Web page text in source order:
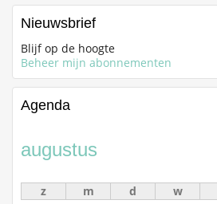
Nieuwsbrief
Blijf op de hoogte
Beheer mijn abonnementen
Agenda
augustus
z m d w